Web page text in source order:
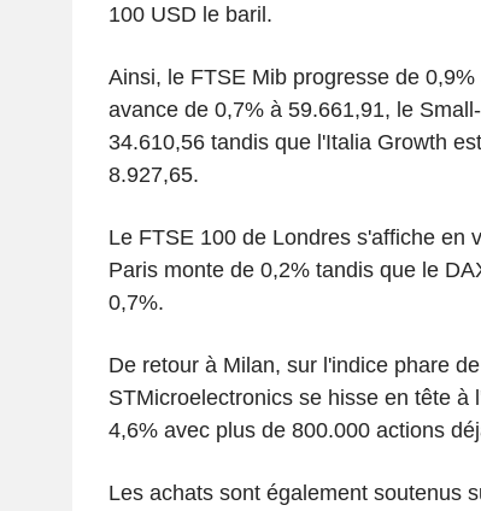
100 USD le baril.
Ainsi, le FTSE Mib progresse de
avance de 0,7% à 59.661,91, le
34.610,56 tandis que l'Italia Growth
8.927,65.
Le FTSE 100 de Londres s'affiche en
Paris monte de 0,2% tandis que le
0,7%.
De retour à Milan, sur l'indice phare
STMicroelectronics se hisse en tête à
4,6% avec plus de 800.000 actions
Les achats sont également soutenus